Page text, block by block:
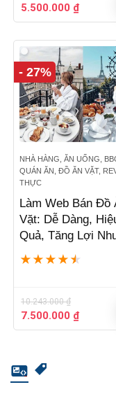
Giá
gốc
7.800.000 ₫.
5.500.000 ₫Giá
hiện
là:
- 27%
NHÀ HÀNG, ĂN UỐNG,
QUÁN ĂN, ĐỒ ĂN VẶT,
THỰC
Làm Web Bán Đồ
Vặt: Dễ Dàng,
Quả, Tăng Lợi
★ ★ ★ ★ ★
10.243.000₫
Giá
gốc
7.500.000 ₫Giá
hiện